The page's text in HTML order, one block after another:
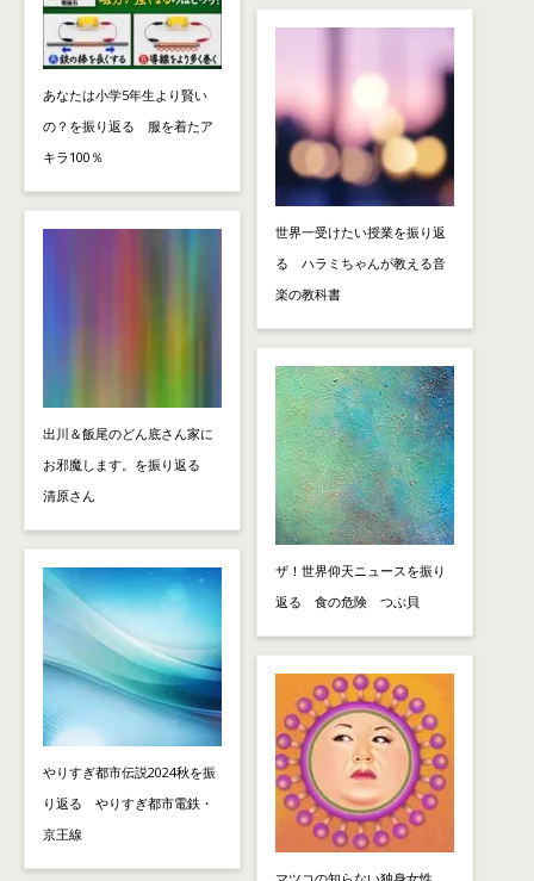
あなたは小学5年生より賢い
の？を振り返る 服を着たア
キラ100％
出川＆飯尾のどん底さん家に
お邪魔します。を振り返る
清原さん
やりすぎ都市伝説2024秋を振
り返る やりすぎ都市電鉄・
京王線
世界一受けたい授業を振り返
る ハラミちゃんが教える音
楽の教科書
ザ！世界仰天ニュースを振り
返る 食の危険 つぶ貝